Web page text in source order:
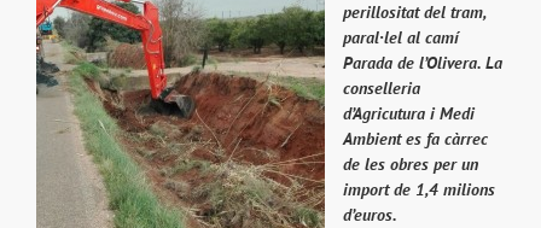
perillositat del tram,
paral·lel al camí
Parada de l’Olivera. La
conselleria
d’Agricutura i Medi
Ambient es fa càrrec
de les obres per un
import de 1,4 milions
d’euros.